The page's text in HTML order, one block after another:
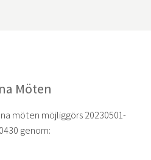
Möten
möten möjliggörs 20230501-
genom: